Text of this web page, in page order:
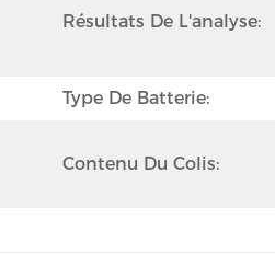
Résultats De L'analyse:
Type De Batterie:
Contenu Du Colis: